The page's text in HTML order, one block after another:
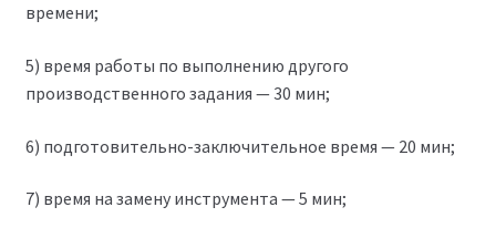
времени;
5) время работы по выполнению другого
производственного задания — 30 мин;
6) подготовительно-заключительное время — 20 мин;
7) время на замену инструмента — 5 мин;